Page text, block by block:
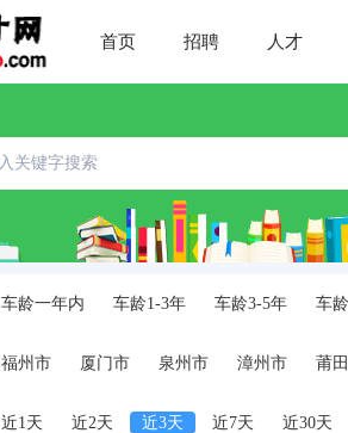
首页 招聘 人才
车龄一年内 车龄1-3年 车龄3-5年 车
福州市 厦门市 泉州市 漳州市 莆
近1天 近2天 近3天 近7天 近30天